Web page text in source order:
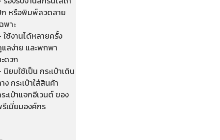
หรือพิมพ์ลวดลาย
พาะ
ใช้งานได้หลายครั้ง
ลง่าย และพกพา
ดวก
นิยมใช้เป็น กระเป๋าเดิน
ง กระเป๋าใส่สินค้า
ะเป๋าแจกอีเวนต์ ของ
เมี่ยมองค์กร